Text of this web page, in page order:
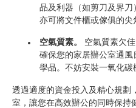
品及利器（如剪刀及界
亦可將文件櫃或傢俱的尖
空氣質素。
空氣質素欠
確保您的家居辦公室通
學品。不妨安裝一氧化碳
透過適度的資金投入及精心規劃
室，讓您在高效辦公的同時保持